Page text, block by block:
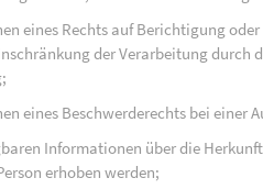
eines Rechts auf Berichtigung
der Verarbeitung durch
eines Beschwerderechts bei einer
Informationen über die
erhoben werden;